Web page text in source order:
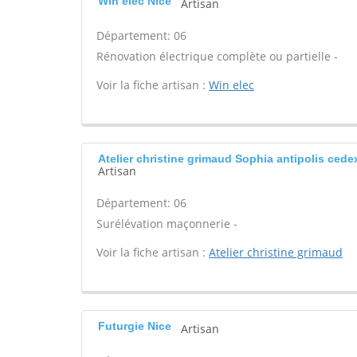
Artisan
Département: 06
Rénovation électrique complète ou partielle -
Voir la fiche artisan : Win elec
Atelier christine grimaud Sophia antipolis
Artisan
Département: 06
Surélévation maçonnerie -
Voir la fiche artisan : Atelier christine grimaud
Futurgie Nice Artisan